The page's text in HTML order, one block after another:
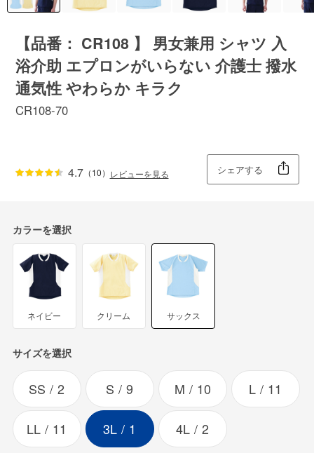
【品番： CR108 】 男女兼用 シャツ 入
浴介助 エプロンがいらない 介護士 撥水
通気性 やわらか キラク
CR108-70
4.7（10） レビューを見る シェアする
カラーを選択
ネイビー クリーム サックス
サイズを選択
SS 2 S 9 M 10 L 11
LL 11 3L 1 4L 2